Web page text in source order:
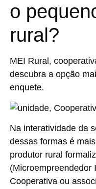
o
rural?
MEI Rural,
descubra a opção
enquete.
Na interatividade da
dessas formas é
produtor rural
(Microempreendedor
Cooperativa ou